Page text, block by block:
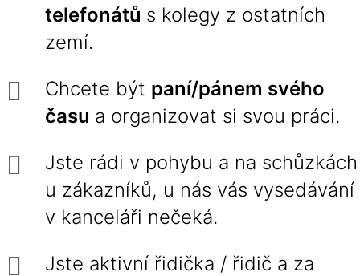
telefonátů s kolegy z ostatních
zemí.
Chcete být paní/pánem svého
času a organizovat si svou práci.
Jste rádi v pohybu a na schůzkách
u zákazníků, u nás vás vysedávání
v kanceláři nečeká.
Jste aktivní řidička / řidič a za